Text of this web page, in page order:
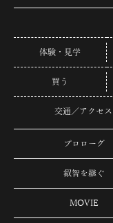
体験・見学
買う
交通／アクセス
プロローグ
叡智を継ぐ
MOVIE